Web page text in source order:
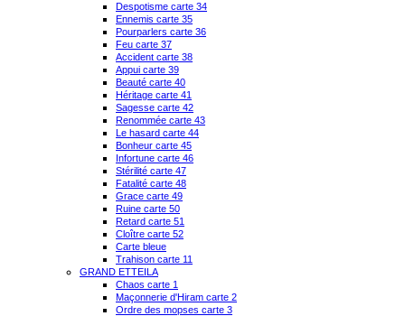
Despotisme carte 34
Ennemis carte 35
Pourparlers carte 36
Feu carte 37
Accident carte 38
Appui carte 39
Beauté carte 40
Héritage carte 41
Sagesse carte 42
Renommée carte 43
Le hasard carte 44
Bonheur carte 45
Infortune carte 46
Stérilité carte 47
Fatalité carte 48
Grace carte 49
Ruine carte 50
Retard carte 51
Cloître carte 52
Carte bleue
Trahison carte 11
GRAND ETTEILA
Chaos carte 1
Maçonnerie d'Hiram carte 2
Ordre des mopses carte 3